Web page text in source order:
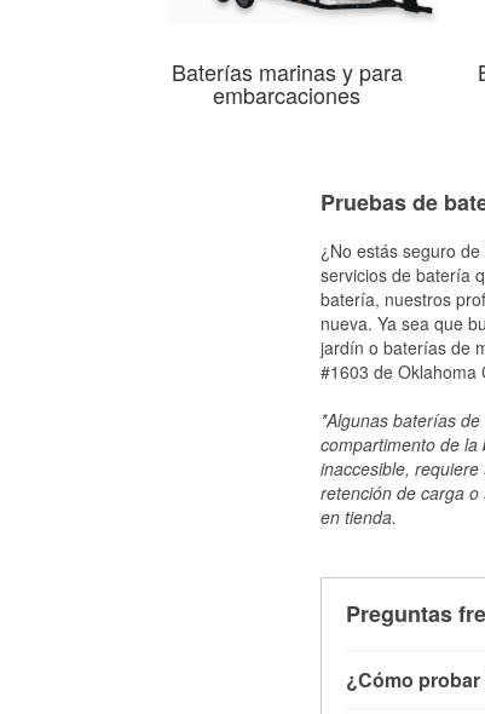
Baterías marinas y para
embarcaciones
Pruebas de
¿No estás seguro
servicios de batería
batería, nuestros
nueva. Ya sea que
jardín o baterías de
#1603 de Oklahoma
*Algunas baterías
compartimento de
inaccesible,
retención de carga
en tienda.
Preguntas
¿Cómo